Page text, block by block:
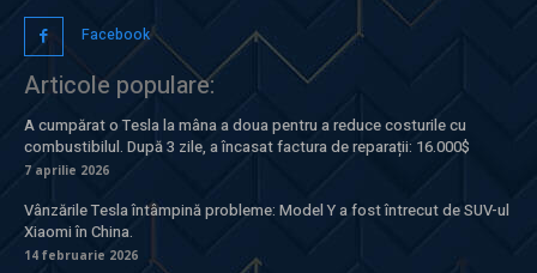
Facebook
Articole populare:
A cumpărat o Tesla la mâna a doua pentru a reduce costurile cu
combustibilul. După 3 zile, a încasat factura de reparații: 16.000$
7 aprilie 2026
Vânzările Tesla întâmpină probleme: Model Y a fost întrecut de SUV-ul
Xiaomi în China.
14 februarie 2026